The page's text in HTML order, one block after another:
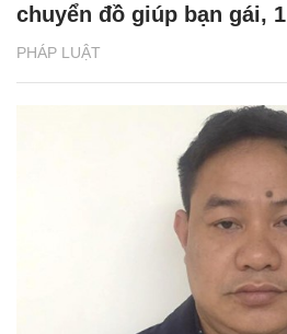
PHÁP LUẬT
chuyển đồ giúp bạn gái,